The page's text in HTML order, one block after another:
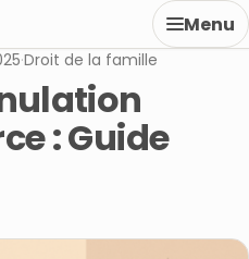
Menu
·Droit de la famille
: Guide